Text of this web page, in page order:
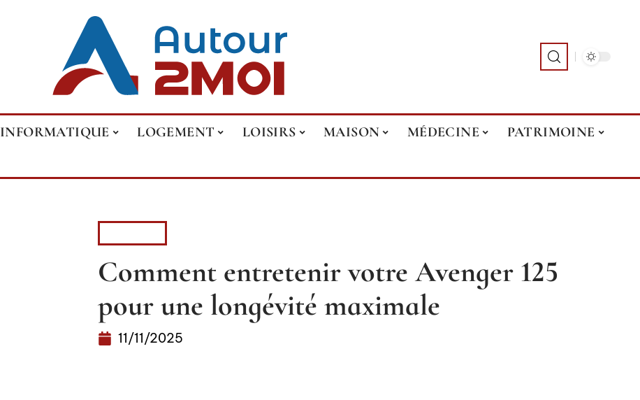
INFORMATIQUE LOGEMENT LOISIRS MAISON MÉDECINE
PATRIMOINE
Comment entretenir votre Avenger 125
pour une longévité maximale
11/11/2025